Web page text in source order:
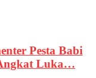
Pesta Babi
Luka…